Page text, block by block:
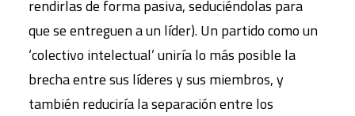
rendirlas de forma pasiva, seduciéndolas para
que se entreguen a un líder). Un partido como un
‘colectivo intelectual’ uniría lo más posible la
brecha entre sus líderes y sus miembros, y
también reduciría la separación entre los